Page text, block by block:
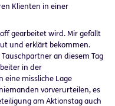
Klienten in einer
gearbeitet wird. Mir gefällt
und erklärt bekommen.
an diesem Tag
in der
eine missliche Lage
vorverurteilen, es
am Aktionstag auch